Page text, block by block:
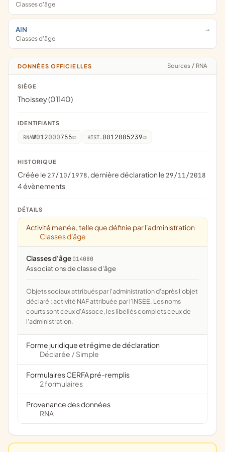
Classes d'âge
AIN
Classes d'âge
DONNÉES OFFICIELLES Sources / RNA
SIÈGE
Thoissey (01140)
IDENTIFIANTS
RNAW012000755 HIST. 0012005239
HISTORIQUE
Créée le 27/10/1978, dernière déclaration le 29/11/2018
4 évènements
DÉTAILS
Activité menée, telle que définie par l'administration
Classes d'âge
Classes d'âge 014080
associations de classe d'âge
Objets sociaux attribués par l'administration d'après l'objet
déclaré ; activité NAF attribuée par l'INSEE. Les noms
courts sont ceux d'Assoce, les libellés complets ceux de
l'administration.
Forme juridique et régime de déclaration
Déclarée / Simple
Formulaires CERFA pré-remplis
2 formulaires
Provenance des données
RNA